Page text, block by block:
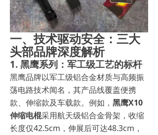
一、技术驱动安全：三大
头部品牌深度解析
1. 黑鹰系列：军工级工艺的标杆
黑鹰品牌以军工级铝合金材质与高频振
荡电路技术闻名，其产品线覆盖便携
款、伸缩款及车载款。例如， 黑鹰X10
伸缩电棍采用航天级铝合金骨架，收缩
长度仅42.5cm，伸展后可达48.3cm，